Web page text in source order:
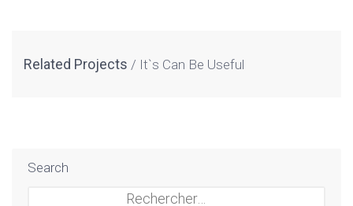
Related Projects It`s Can Be Useful
Search